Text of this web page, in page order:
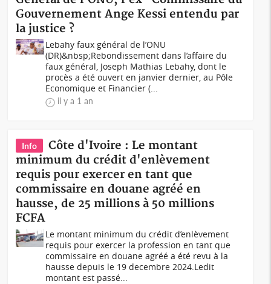
Gouvernement Ange Kessi entendu par
la justice ?
Lebahy faux général de l’ONU
(DR)&nbsp;Rebondissement dans l’affaire du
faux général, Joseph Mathias Lebahy, dont le
procès a été ouvert en janvier dernier, au Pôle
Economique et Financier (...
il y a 1 an
Info
Côte d'Ivoire : Le montant
minimum du crédit d'enlèvement
requis pour exercer en tant que
commissaire en douane agréé en
hausse, de 25 millions à 50 millions
FCFA
Le montant minimum du crédit d’enlèvement
requis pour exercer la profession en tant que
commissaire en douane agréé a été revu à la
hausse depuis le 19 decembre 2024.Ledit
montant est passé...